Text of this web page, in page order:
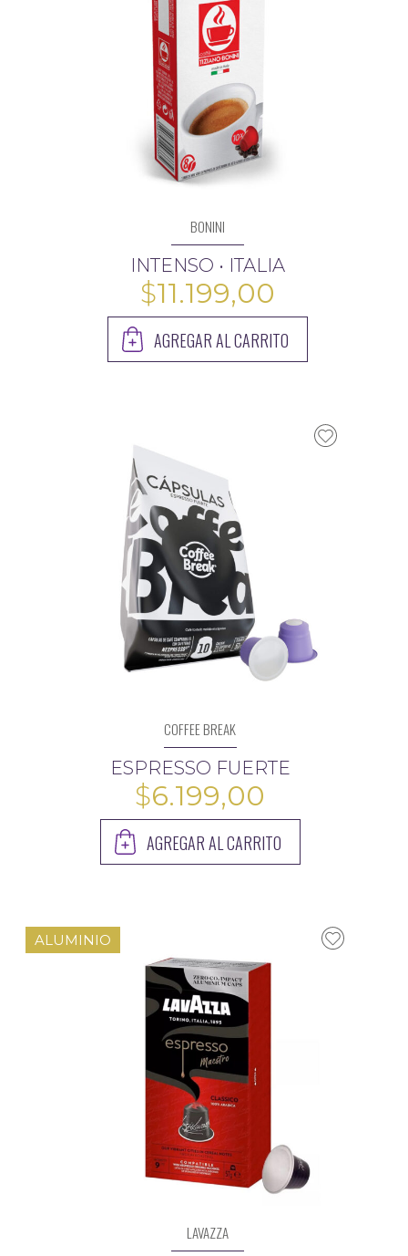
BONINI
INTENSO • ITALIA
$11.199,00
AGREGAR AL CARRITO
COFFEE BREAK
ESPRESSO FUERTE
$6.199,00
AGREGAR AL CARRITO
ALUMINIO
LAVAZZA